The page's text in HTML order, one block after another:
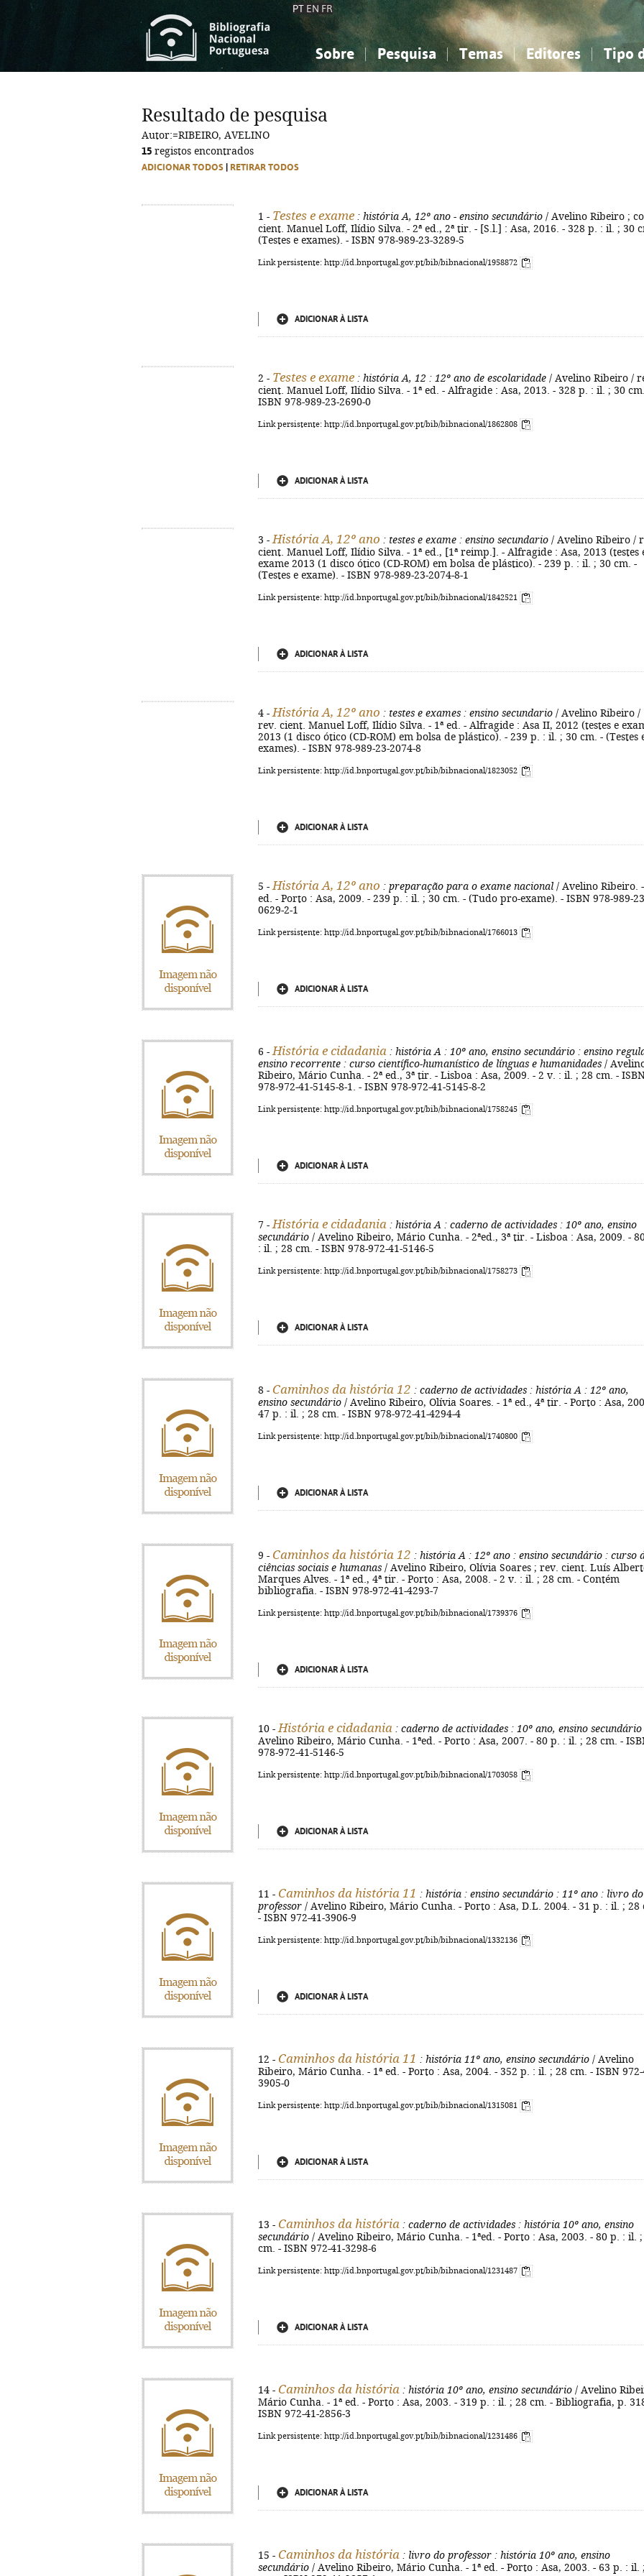
PT EN FR
Sobre Pesquisa Temas
Ciências sociais...
Editores Tipo
Ciências sociais...
Resultado de pesquisa
Autor:=RIBEIRO, AVELINO
15 registos encontrados
ADICIONAR TODOS RETIRAR TODOS
1 - Testes e exame : história A, 12º ano - ensino secundário / Avelino Ribeiro ;
cient. Manuel Loff, Ilídio Silva. - 2ª ed., 2ª tir. - [S.l.] : Asa, 2016. - 328 p. : il. ; 30
(Testes e exames). - ISBN 978-989-23-3289-5
Link persistente: http://id.bnportugal.gov.pt/bib/bibnacional/1958872
ADICIONAR À LISTA
2 - Testes e exame : história A, 12 : 12º ano de escolaridade / Avelino Ribeiro /
cient. Manuel Loff, Ilídio Silva. - 1ª ed. - Alfragide : Asa, 2013. - 328 p. : il. ; 30
ISBN 978-989-23-2690-0
Link persistente: http://id.bnportugal.gov.pt/bib/bibnacional/1862808
ADICIONAR À LISTA
3 - História A, 12º ano : testes e exame : ensino secundario / Avelino Ribeiro /
cient. Manuel Loff, Ilídio Silva. - 1ª ed., [1ª reimp.]. - Alfragide : Asa, 2013 (testes
exame 2013 (1 disco ótico (CD-ROM) em bolsa de plástico). - 239 p. : il. ; 30 cm. -
(Testes e exame). - ISBN 978-989-23-2074-8-1
Link persistente: http://id.bnportugal.gov.pt/bib/bibnacional/1842521
ADICIONAR À LISTA
4 - História A, 12º ano : testes e exames : ensino secundario / Avelino Ribeiro /
rev. cient. Manuel Loff, Ilídio Silva. - 1ª ed. - Alfragide : Asa II, 2012 (testes e
2013 (1 disco ótico (CD-ROM) em bolsa de plástico). - 239 p. : il. ; 30 cm. - (Testes
exames). - ISBN 978-989-23-2074-8
Link persistente: http://id.bnportugal.gov.pt/bib/bibnacional/1823052
ADICIONAR À LISTA
5 - História A, 12º ano : preparação para o exame nacional / Avelino Ribeiro. -
ed. - Porto : Asa, 2009. - 239 p. : il. ; 30 cm. - (Tudo pro-exame). - ISBN 978-989-
0629-2-1
Link persistente: http://id.bnportugal.gov.pt/bib/bibnacional/1766013
ADICIONAR À LISTA
6 - História e cidadania : história A : 10º ano, ensino secundário : ensino
ensino recorrente : curso científico-humanístico de línguas e humanidades /
Ribeiro, Mário Cunha. - 2ª ed., 3ª tir. - Lisboa : Asa, 2009. - 2 v. : il. ; 28 cm. -
978-972-41-5145-8-1. - ISBN 978-972-41-5145-8-2
Link persistente: http://id.bnportugal.gov.pt/bib/bibnacional/1758245
ADICIONAR À LISTA
7 - História e cidadania : história A : caderno de actividades : 10º ano, ensino
secundário / Avelino Ribeiro, Mário Cunha. - 2ªed., 3ª tir. - Lisboa : Asa, 2009. -
: il. ; 28 cm. - ISBN 978-972-41-5146-5
Link persistente: http://id.bnportugal.gov.pt/bib/bibnacional/1758273
ADICIONAR À LISTA
8 - Caminhos da história 12 : caderno de actividades : história A : 12º ano,
ensino secundário / Avelino Ribeiro, Olívia Soares. - 1ª ed., 4ª tir. - Porto : Asa,
47 p. : il. ; 28 cm. - ISBN 978-972-41-4294-4
Link persistente: http://id.bnportugal.gov.pt/bib/bibnacional/1740800
ADICIONAR À LISTA
9 - Caminhos da história 12 : história A : 12º ano : ensino secundário : curso
ciências sociais e humanas / Avelino Ribeiro, Olívia Soares ; rev. cient. Luís
Marques Alves. - 1ª ed., 4ª tir. - Porto : Asa, 2008. - 2 v. : il. ; 28 cm. - Contém
bibliografia. - ISBN 978-972-41-4293-7
Link persistente: http://id.bnportugal.gov.pt/bib/bibnacional/1739376
ADICIONAR À LISTA
10 - História e cidadania : caderno de actividades : 10º ano, ensino secundário
Avelino Ribeiro, Mário Cunha. - 1ªed. - Porto : Asa, 2007. - 80 p. : il. ; 28 cm. -
978-972-41-5146-5
Link persistente: http://id.bnportugal.gov.pt/bib/bibnacional/1703058
ADICIONAR À LISTA
11 - Caminhos da história 11 : história : ensino secundário : 11º ano : livro do
professor / Avelino Ribeiro, Mário Cunha. - Porto : Asa, D.L. 2004. - 31 p. : il. ; 28
- ISBN 972-41-3906-9
Link persistente: http://id.bnportugal.gov.pt/bib/bibnacional/1332136
ADICIONAR À LISTA
12 - Caminhos da história 11 : história 11º ano, ensino secundário / Avelino
Ribeiro, Mário Cunha. - 1ª ed. - Porto : Asa, 2004. - 352 p. : il. ; 28 cm. - ISBN 972-
3905-0
Link persistente: http://id.bnportugal.gov.pt/bib/bibnacional/1315081
ADICIONAR À LISTA
13 - Caminhos da história : caderno de actividades : história 10º ano, ensino
secundário / Avelino Ribeiro, Mário Cunha. - 1ªed. - Porto : Asa, 2003. - 80 p. : il.
cm. - ISBN 972-41-3298-6
Link persistente: http://id.bnportugal.gov.pt/bib/bibnacional/1231487
ADICIONAR À LISTA
14 - Caminhos da história : história 10º ano, ensino secundário / Avelino
Mário Cunha. - 1ª ed. - Porto : Asa, 2003. - 319 p. : il. ; 28 cm. - Bibliografia, p.
ISBN 972-41-2856-3
Link persistente: http://id.bnportugal.gov.pt/bib/bibnacional/1231486
ADICIONAR À LISTA
15 - Caminhos da história : livro do professor : história 10º ano, ensino
secundário / Avelino Ribeiro, Mário Cunha. - 1ª ed. - Porto : Asa, 2003. - 63 p. : il.